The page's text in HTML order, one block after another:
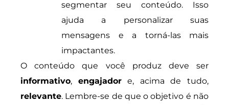
segmentar seu conteúdo. Isso
ajuda a personalizar suas
mensagens e a torná-las mais
impactantes.
O conteúdo que você produz deve ser
informativo, engajadore, acima de tudo,
relevante. Lembre-se de que o objetivo é não